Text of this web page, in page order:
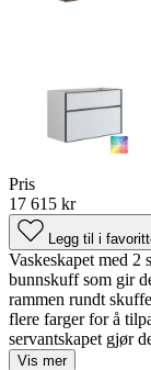
Pris
17 615 kr
Legg til i
Vaskeskapet med 2
bunnskuff som gir
rammen rundt
flere farger for å
servantskapet gjør
Vis mer